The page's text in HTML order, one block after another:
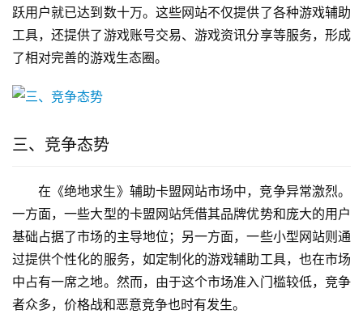
跃用户就已达到数十万。这些网站不仅提供了各种游戏辅助
工具，还提供了游戏账号交易、游戏资讯分享等服务，形成
了相对完善的游戏生态圈。
三、竞争态势
在《绝地求生》辅助卡盟网站市场中，竞争异常激烈。
一方面，一些大型的卡盟网站凭借其品牌优势和庞大的用户
基础占据了市场的主导地位；另一方面，一些小型网站则通
过提供个性化的服务，如定制化的游戏辅助工具，也在市场
中占有一席之地。然而，由于这个市场准入门槛较低，竞争
者众多，价格战和恶意竞争也时有发生。